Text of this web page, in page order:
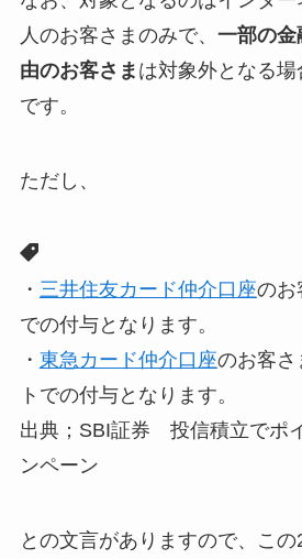
人のお客さまのみで、 一部の金
由のお客さま は対象外となる
です。
ただし、
・ 三井住友カード仲介口座のお
での付与となります。
・ 東急カード仲介口座のお客さ
トでの付与となります。
出典；SBI証券 投信積立でポ
ンペーン
との文言がありますので、こ